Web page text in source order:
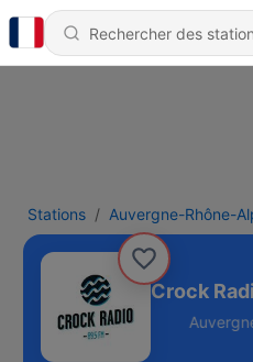
Stations Auvergne-Rhône-
Crock
Alpes - 89.5 FM